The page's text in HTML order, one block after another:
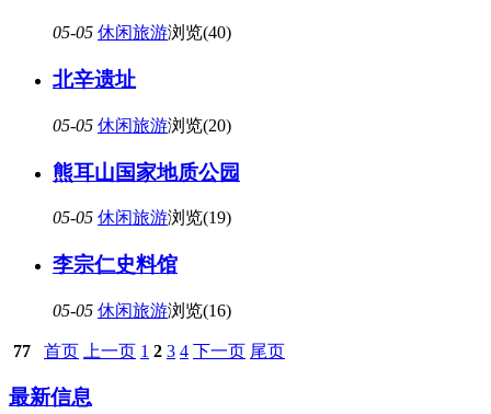
05-05 休闲旅游浏览(40)
北辛遗址
05-05 休闲旅游浏览(20)
熊耳山国家地质公园
05-05 休闲旅游浏览(19)
李宗仁史料馆
05-05 休闲旅游浏览(16)
77 首页 上一页 1 2 3 4 下一页 尾页
最新信息